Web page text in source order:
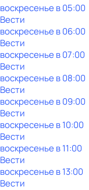
воскресенье в05:00
Вести
воскресенье в06:00
Вести
воскресенье в07:00
Вести
воскресенье в08:00
Вести
воскресенье в09:00
Вести
воскресенье в10:00
Вести
воскресенье в11:00
Вести
воскресенье в13:00
Вести